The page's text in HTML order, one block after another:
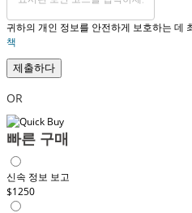
귀하의 개인 정보를 안전하게 보호하는 데
책
제출하다
OR
빠른 구매
신속 정보 보고
$1250